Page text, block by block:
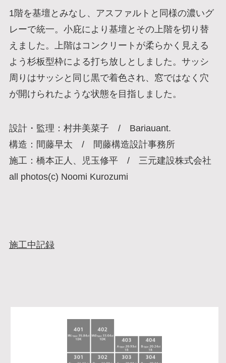
1階を基壇とみなし、アスファルトと同様の濃いグ
レーで統一。小庇により基壇とその上階を切り替
えました。上階はコンクリートが柔らかく見える
よう杉板型枠による打ち放しとしました。サッシ
周りはサッシと同じ黒で着色され、窓ではなく穴
が開けられたような状態を目指しました。
設計・監理：村井美菜子 / Bariauant.
構造：間藤早太 / 間藤構造設計事務所
施工：橋本正人、児玉修平 / 三元建設株式会社
all photos(c) Noomi Kurozumi
施工中記録